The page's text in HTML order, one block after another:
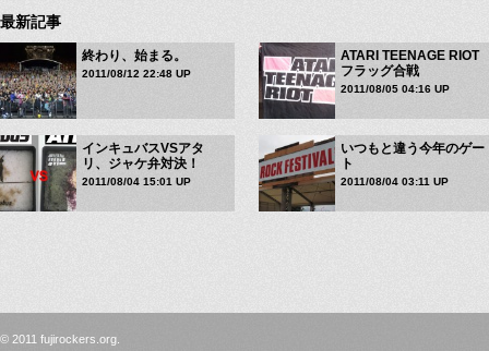
最新記事
終わり、始まる。
2011/08/12 22:48 UP
ATARI TEENAGE RIOT
フラッグ合戦
2011/08/05 04:16 UP
インキュバスVSアタ
リ、ジャケ弁対決！
2011/08/04 15:01 UP
いつもと違う今年のゲー
ト
2011/08/04 03:11 UP
© 2011 fujirockers.org.